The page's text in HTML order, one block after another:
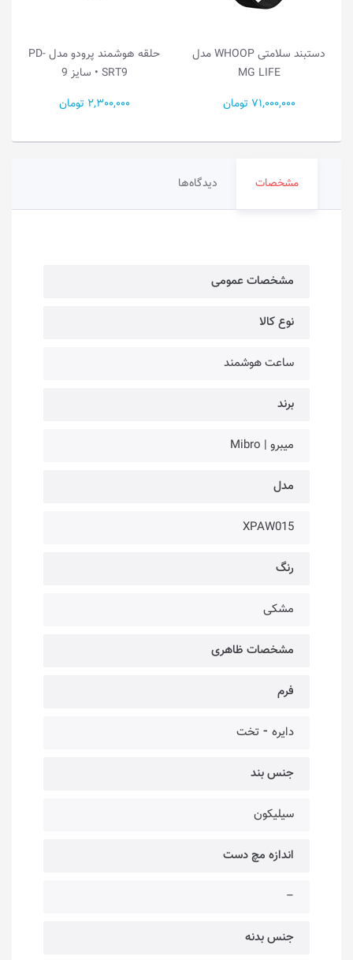
دستبند سلامتی WHOOP مدل
MG LIFE
71,000,000 تومان
حلقه هوشمند پرودو مدل PD-
SRT9 • سایز 9
2,300,000 تومان
مشخصات دیدگاه‌ها
مشخصات عمومی
نوع کالا
ساعت هوشمند
برند
میبرو | Mibro
مدل
XPAW015
رنگ
مشکی
مشخصات ظاهری
فرم
دایره ⁃ تخت
جنس بند
سیلیکون
اندازه مچ دست
–
جنس بدنه